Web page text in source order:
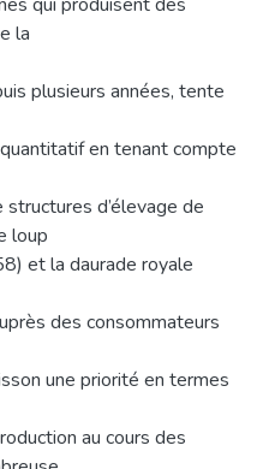
la
plusieurs années, tente
en tenant compte
d’élevage de
loup
et la daurade royale
des consommateurs
une priorité en termes
au cours des